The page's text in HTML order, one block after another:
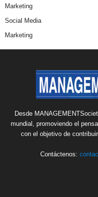
Marketing
Social Media
Marketing
Desde
mundial, promoviendo el
con el objetivo de
Contáctenos: